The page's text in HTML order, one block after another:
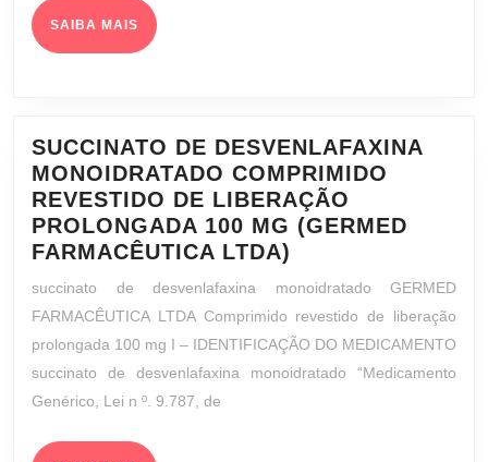
LTDA)
SAIBA MAIS SAIBA
MAIS
SUCCINATO DE DESVENLAFAXINA
MONOIDRATADO COMPRIMIDO
REVESTIDO DE LIBERAÇÃO
PROLONGADA 100 MG (GERMED
FARMACÊUTICA LTDA)
DE
MONOIDRATADO
COMPRIMIDO
REVESTIDO
succinato de desvenlafaxina monoidratado GERMED
FARMACÊUTICA LTDA Comprimido revestido de liberação
prolongada 100 mg I – IDENTIFICAÇÃO DO MEDICAMENTO
succinato de desvenlafaxina monoidratado “Medicamento
Genérico, Lei n º. 9.787, de